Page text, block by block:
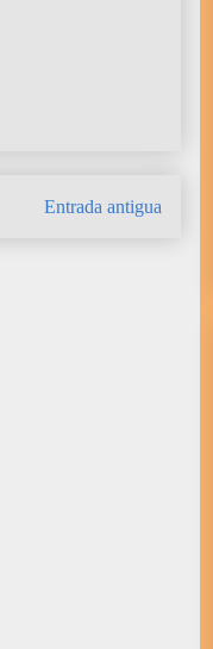
Entrada antigua